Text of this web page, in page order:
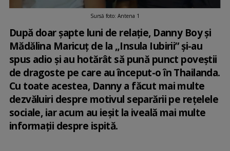
Sursă foto: Antena 1
După doar șapte luni de relație, Danny Boy și
Mădălina Maricuț de la „Insula Iubirii” și-au
spus adio și au hotărât să pună punct poveștii
de dragoste pe care au început-o în Thailanda.
Cu toate acestea, Danny a făcut mai multe
dezvăluiri despre motivul separării pe rețelele
sociale, iar acum au ieșit la iveală mai multe
informații despre ispită.